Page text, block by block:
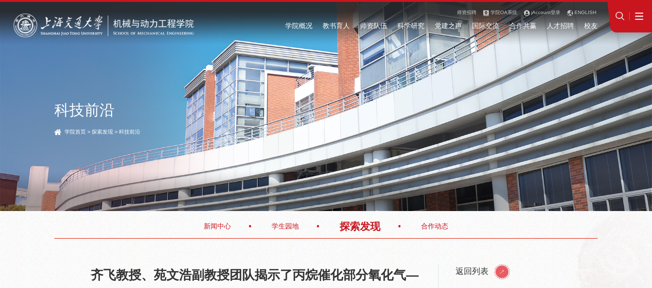
师资招聘 学院OA系统 jAccount登录 ENGLISH
学院概况 教书育人 师资队伍 科学研究 党建之声 国际交流 合作共赢 人才招聘 校友
科技前沿
学院首页 > 探索发现 > 科技前沿
新闻中心 学生园地 探索发现 合作动态
齐飞教授、苑文浩副教授团队揭示了丙烷催化部分氧化气—
返回列表